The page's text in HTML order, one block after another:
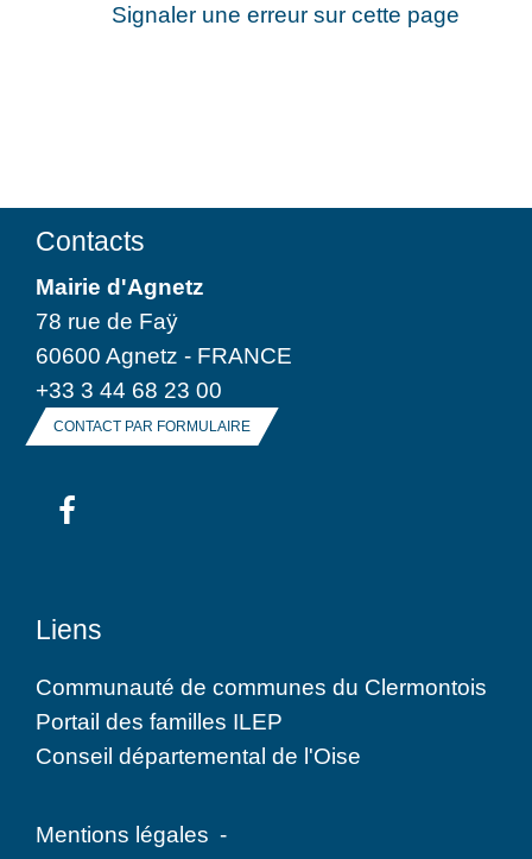
Signaler une erreur sur cette page
Contacts
Mairie d'Agnetz
78 rue de Faÿ
60600 Agnetz - FRANCE
+33 3 44 68 23 00
CONTACT PAR FORMULAIRE
Liens
Communauté de communes du Clermontois
Portail des familles ILEP
Conseil départemental de l'Oise
Mentions légales -